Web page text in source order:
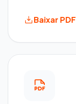
Baixar PDF